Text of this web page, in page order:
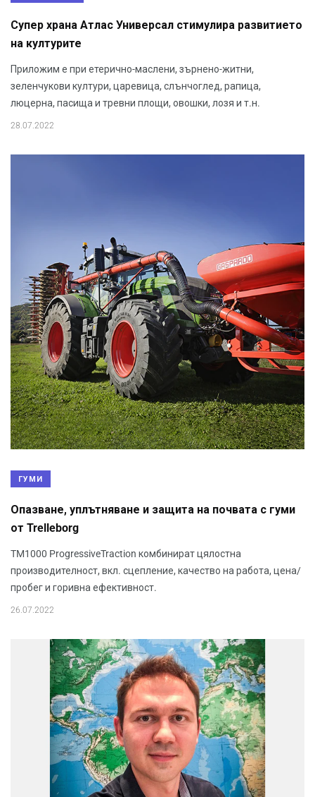
Супер храна Атлас Универсал стимулира развитието
на културите
Приложим е при етерично-маслени, зърнено-житни,
зеленчукови култури, царевица, слънчоглед, рапица,
люцерна, пасища и тревни площи, овошки, лозя и т.н.
28.07.2022
ГУМИ
Опазване, уплътняване и защита на почвата с гуми
от Trelleborg
TM1000 ProgressiveTraction комбинират цялостна
производителност, вкл. сцепление, качество на работа, цена/
пробег и горивна ефективност.
26.07.2022